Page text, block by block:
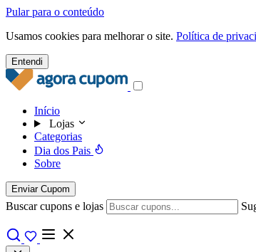
Pular para o conteúdo
Usamos cookies para melhorar o site. Política de
Entendi
Início
Lojas
Categorias
Dia dos Pais
Sobre
Enviar Cupom
Buscar cupons e lojas